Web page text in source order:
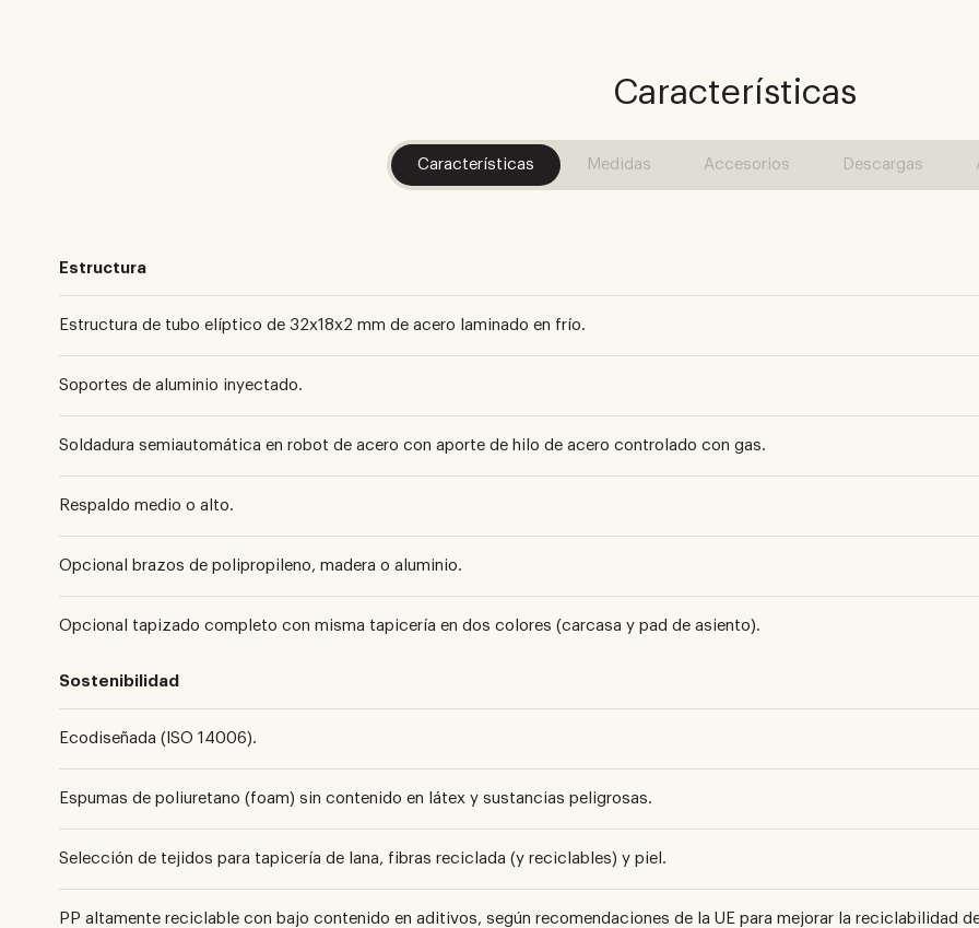
Características
Características Medidas Accesorios Descargas
Estructura
Estructura de tubo elíptico de 32x18x2 mm de acero laminado en frío.
Soportes de aluminio inyectado.
Soldadura semiautomática en robot de acero con aporte de hilo de acero controlado con gas.
Respaldo medio o alto.
Opcional brazos de polipropileno, madera o aluminio.
Opcional tapizado completo con misma tapicería en dos colores (carcasa y pad de asiento).
Sostenibilidad
Ecodiseñada (ISO 14006).
Espumas de poliuretano (foam) sin contenido en látex y sustancias peligrosas.
Selección de tejidos para tapicería de lana, fibras reciclada (y reciclables) y piel.
PP altamente reciclable con bajo contenido en aditivos, según recomendaciones de la UE para mejorar la reciclabilidad